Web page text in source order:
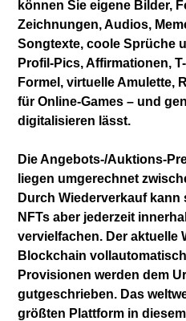
können Sie eigene Bilder,
Zeichnungen, Audios,
Songtexte, coole Sprüche
Profil-Pics, Affirmationen,
Formel, virtuelle Amulette,
für Online-Games – und
digitalisieren lässt.
Die Angebots-/Auktions-
liegen umgerechnet
Durch Wiederverkauf kann
NFTs aber jederzeit
vervielfachen. Der aktuelle
Blockchain
Provisionen werden dem
gutgeschrieben. Das
größten Plattform in